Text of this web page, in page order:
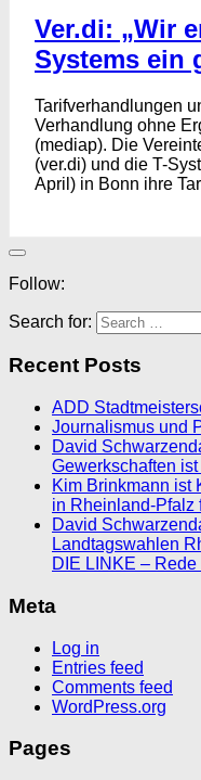
Ver.di: „Wir
Systems ein
Tarifverhandlungen
Verhandlung ohne
(mediap). Die
(ver.di) und die T-
April) in Bonn ihre
Follow:
Search for:
Recent Posts
ADD
Journalismus und
David
Gewerkschaften
Kim Brinkmann ist
in Rheinland-Pfalz
David
Landtagswahlen
DIE LINKE –
Meta
Log in
Entries feed
Comments feed
WordPress.org
Pages